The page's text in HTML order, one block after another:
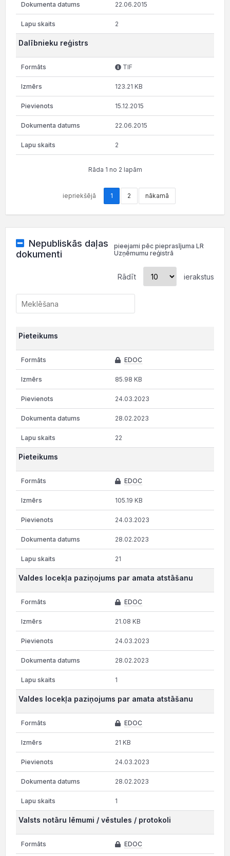
22.06.2015
2
Dalībnieku reģistrs
TIF
123.21 KB
15.12.2015
22.06.2015
2
Rāda 1 no 2 lapām
iepriekšējā 1 2 nākamā
Nepubliskās daļas
dokumenti
pieejami pēc pieprasījuma LR
Uzņēmumu reģistrā
Rādīt ierakstus
Pieteikums
EDOC
85.98 KB
24.03.2023
28.02.2023
22
Pieteikums
EDOC
105.19 KB
24.03.2023
28.02.2023
21
Valdes locekļa paziņojums par amata atstāšanu
EDOC
21.08 KB
24.03.2023
28.02.2023
1
Valdes locekļa paziņojums par amata atstāšanu
EDOC
21 KB
24.03.2023
28.02.2023
1
Valsts notāru lēmumi / vēstules / protokoli
EDOC